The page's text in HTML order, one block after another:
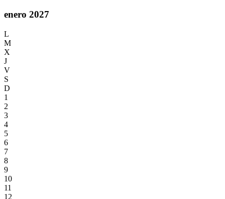
enero 2027
L
M
X
J
V
S
D
1
2
3
4
5
6
7
8
9
10
11
12